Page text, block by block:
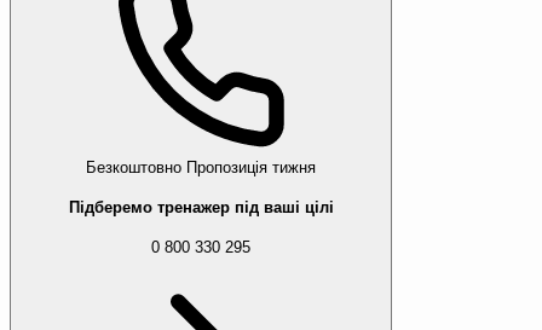
Безкоштовно Пропозиція тижня
Підберемо тренажер під ваші цілі
0 800 330 295